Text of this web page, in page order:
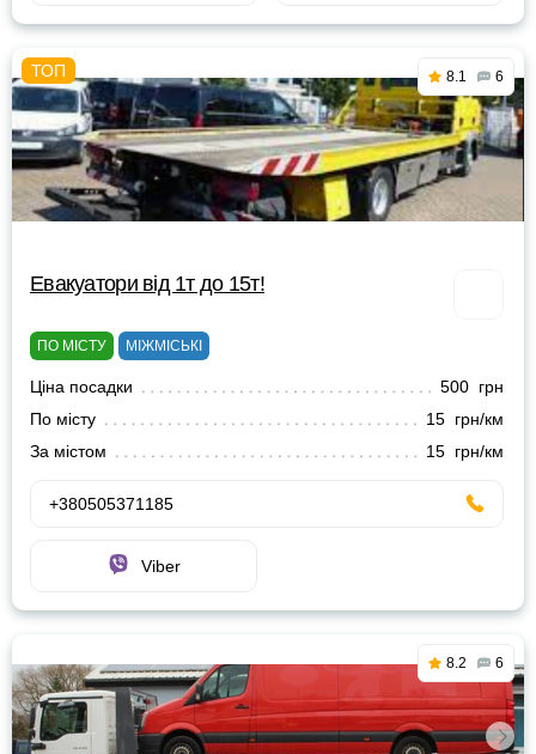
8.1 6
Евакуатори від 1т до 15т!
ПО МІСТУ МІЖМІСЬКІ
Ціна посадки
500 грн
По місту
15 грн/км
За містом
15 грн/км
+380505371185
Viber
8.2 6